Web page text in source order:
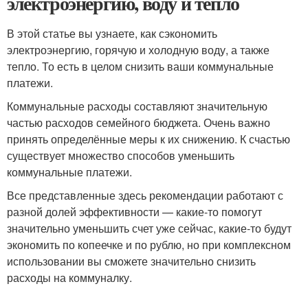
В этой статье вы узнаете, как сэкономить
электроэнергию, горячую и холодную воду, а также
тепло. То есть в целом снизить ваши коммунальные
платежи.
Коммунальные расходы составляют значительную
частью расходов семейного бюджета. Очень важно
принять определённые меры к их снижению. К счастью
существует множество способов уменьшить
коммунальные платежи.
Все представленные здесь рекомендации работают с
разной долей эффективности — какие-то помогут
значительно уменьшить счет уже сейчас, какие-то будут
экономить по копеечке и по рублю, но при комплексном
использовании вы сможете значительно снизить
расходы на коммуналку.